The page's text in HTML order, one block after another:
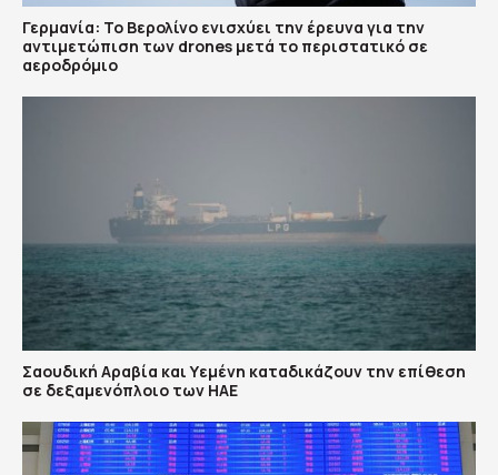
Γερμανία: Το Βερολίνο ενισχύει την έρευνα για την
αντιμετώπιση των drones μετά το περιστατικό σε
αεροδρόμιο
Σαουδική Αραβία και Υεμένη καταδικάζουν την επίθεση
σε δεξαμενόπλοιο των ΗΑΕ